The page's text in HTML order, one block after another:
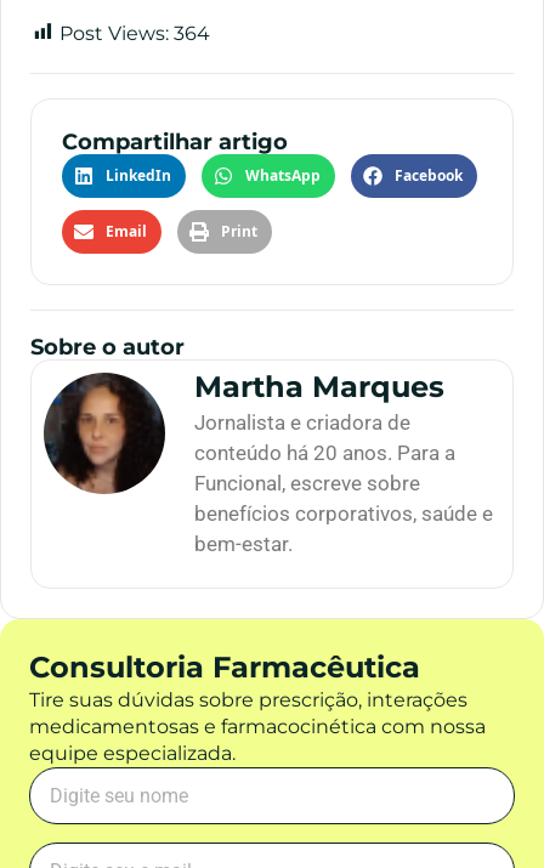
Post Views: 364
Compartilhar artigo
LinkedIn WhatsApp Facebook
Email Print
Sobre o autor
Martha Marques
Jornalista e criadora de
conteúdo há 20 anos. Para a
Funcional, escreve sobre
benefícios corporativos, saúde e
bem-estar.
Consultoria Farmacêutica
Tire suas dúvidas sobre prescrição, interações
medicamentosas e farmacocinética com nossa
equipe especializada.